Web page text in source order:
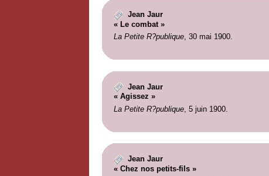
Jean Jaur
« Le combat »
La Petite R?publique, 30 mai 1900.
Jean Jaur
« Agissez »
La Petite R?publique, 5 juin 1900.
Jean Jaur
« Chez nos petits-fils »